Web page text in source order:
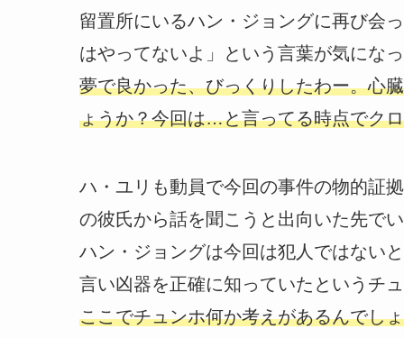
留置所にいるハン・ジョングに再び会
はやってないよ」という言葉が気にな
夢で良かった、びっくりしたわー。心
ょうか？今回は…と言ってる時点でク
ハ・ユリも動員で今回の事件の物的証
の彼氏から話を聞こうと出向いた先で
ハン・ジョングは今回は犯人ではない
言い凶器を正確に知っていたというチ
ここでチュンホ何か考えがあるんでし